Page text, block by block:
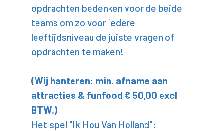
opdrachten bedenken voor de beide
teams om zo voor iedere
leeftijdsniveau de juiste vragen of
opdrachten te maken!
(Wij hanteren: min. afname aan
attracties & funfood € 50,00 excl
BTW.)
Het spel "Ik Hou Van Holland":